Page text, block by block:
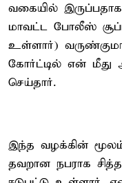
வகையில்
மாவட்ட போலீஸ்
உள்ளார்) வருண்குமார்
கோர்ட்டில் என் மீது
செய்தார்.
இந்த வழக்கின்
தவறான நபராக